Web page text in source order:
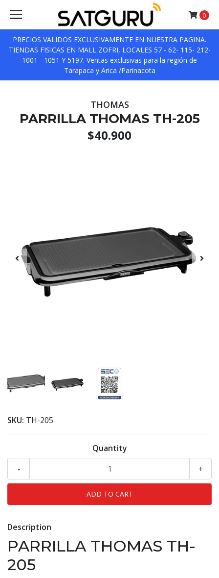
PRECIOS VALIDOS EXCLUSIVAMENTE EN NUESTRA PAGINA.
TIENDAS FISICAS EN MALL ZOFRI, LOCALES 57 - 62- 115- 212-
1001 - 1051 Y 5197. Ventas exclusivas para la región de
Tarapaca y Arica /Parinacota
0
THOMAS
PARRILLA THOMAS TH-205
$40.900
SKU: TH-205
Quantity
+
-
Description
PARRILLA THOMAS TH-
205